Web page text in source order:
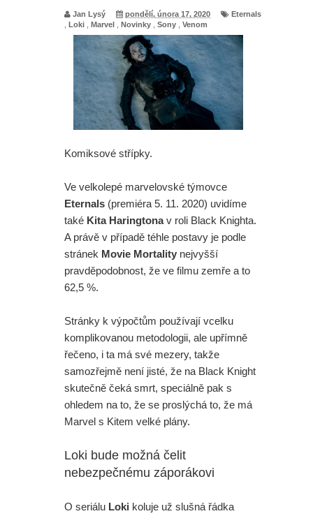
Jan Lysý pondělí, února 17, 2020
Eternals
Loki Marvel Novinky Sony Venom
Komiksové střípky.
Ve velkolepé marvelovské týmovce
Eternals (premiéra 5. 11. 2020) uvidíme
také Kita Haringtonav roli Black Knighta.
A právě v případě téhle postavy je podle
stránek Movie Mortality nejvyšší
pravděpodobnost, že ve filmu zemře a to
62,5 %.
Stránky k výpočtům používají vcelku
komplikovanou metodologii, ale upřímně
řečeno, i ta má své mezery, takže
samozřejmě není jisté, že na Black Knight
skutečně čeká smrt, speciálně pak s
ohledem na to, že se proslýchá to, že má
Marvel s Kitem velké plány.
Loki bude možná čelit
nebezpečnému záporákovi
O seriálu Loki koluje už slušná řádka